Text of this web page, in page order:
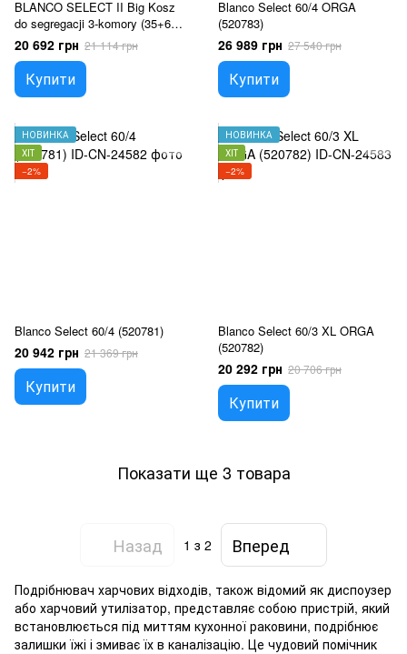
BLANCO SELECT II Big Kosz
do segregacji 3-komory (35+6+6
L) do szafki 60 cm (528148)
20 692 грн 21 114 грн
Купити
Blanco Select 60/4 ORGA
(520783)
26 989 грн 27 540 грн
Купити
НОВИНКА
ХІТ
−2%
Blanco Select 60/4 (520781)
20 942 грн 21 369 грн
Купити
НОВИНКА
ХІТ
−2%
Blanco Select 60/3 XL ORGA
(520782)
20 292 грн 20 706 грн
Купити
Показати ще 3 товара
Назад 1 з 2 Вперед
Подрібнювач харчових відходів, також відомий як диспоузер
або харчовий утилізатор, представляє собою пристрій, який
встановлюється під миттям кухонної раковини, подрібнює
залишки їжі і змиває їх в каналізацію. Це чудовий помічник